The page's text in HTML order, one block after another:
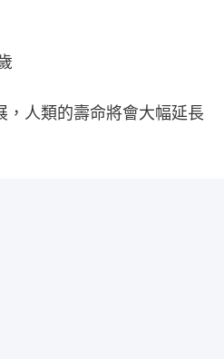
，人類的壽命將會大幅延長